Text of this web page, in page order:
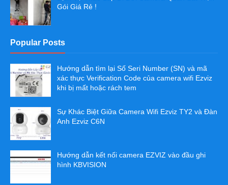
Gói Giá Rẻ !
Popular Posts
Hướng dẫn tìm lại Số Seri Number (SN) và mã
xác thực Verification Code của camera wifi Ezviz
khi bị mất hoặc rách tem
Sự Khác Biệt Giữa Camera Wifi Ezviz TY2 và Đàn
Anh Ezviz C6N
Hướng dẫn kết nối camera EZVIZ vào đầu ghi
hình KBVISION